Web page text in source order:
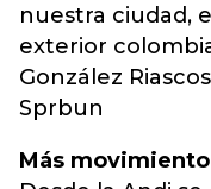
nuestra ciudad,
exterior
González
Sprbun
Más movimiento